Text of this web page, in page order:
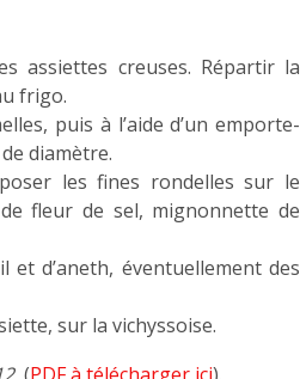
assiettes creuses. Répartir la
frigo.
puis à l’aide d’un emporte-
diamètre.
les fines rondelles sur le
fleur de sel, mignonnette de
et d’aneth, éventuellement des
sur la vichyssoise.